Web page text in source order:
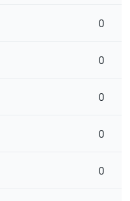
0
0
0
0
0